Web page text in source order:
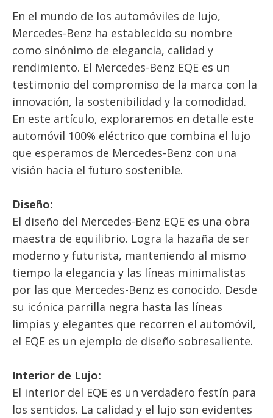
En el mundo de los automóviles de lujo,
Mercedes-Benz ha establecido su nombre
como sinónimo de elegancia, calidad y
rendimiento. El Mercedes-Benz EQE es un
testimonio del compromiso de la marca con la
innovación, la sostenibilidad y la comodidad.
En este artículo, exploraremos en detalle este
automóvil 100% eléctrico que combina el lujo
que esperamos de Mercedes-Benz con una
visión hacia el futuro sostenible.
Diseño:
El diseño del Mercedes-Benz EQE es una obra
maestra de equilibrio. Logra la hazaña de ser
moderno y futurista, manteniendo al mismo
tiempo la elegancia y las líneas minimalistas
por las que Mercedes-Benz es conocido. Desde
su icónica parrilla negra hasta las líneas
limpias y elegantes que recorren el automóvil,
el EQE es un ejemplo de diseño sobresaliente.
Interior de Lujo:
El interior del EQE es un verdadero festín para
los sentidos. La calidad y el lujo son evidentes